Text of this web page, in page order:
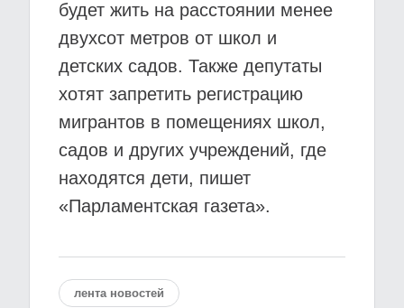
будет жить на расстоянии менее
двухсот метров от школ и
детских садов. Также депутаты
хотят запретить регистрацию
мигрантов в помещениях школ,
садов и других учреждений, где
находятся дети, пишет
«Парламентская газета».
лента новостей